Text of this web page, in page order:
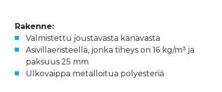
Rakenne:
Valmistettu joustavasta kanavasta
Asivillaeristeellä, jonka tiheys on 16 kg/m³ ja
paksuus 25 mm
Ulkovaippa metalloitua polyesteriä